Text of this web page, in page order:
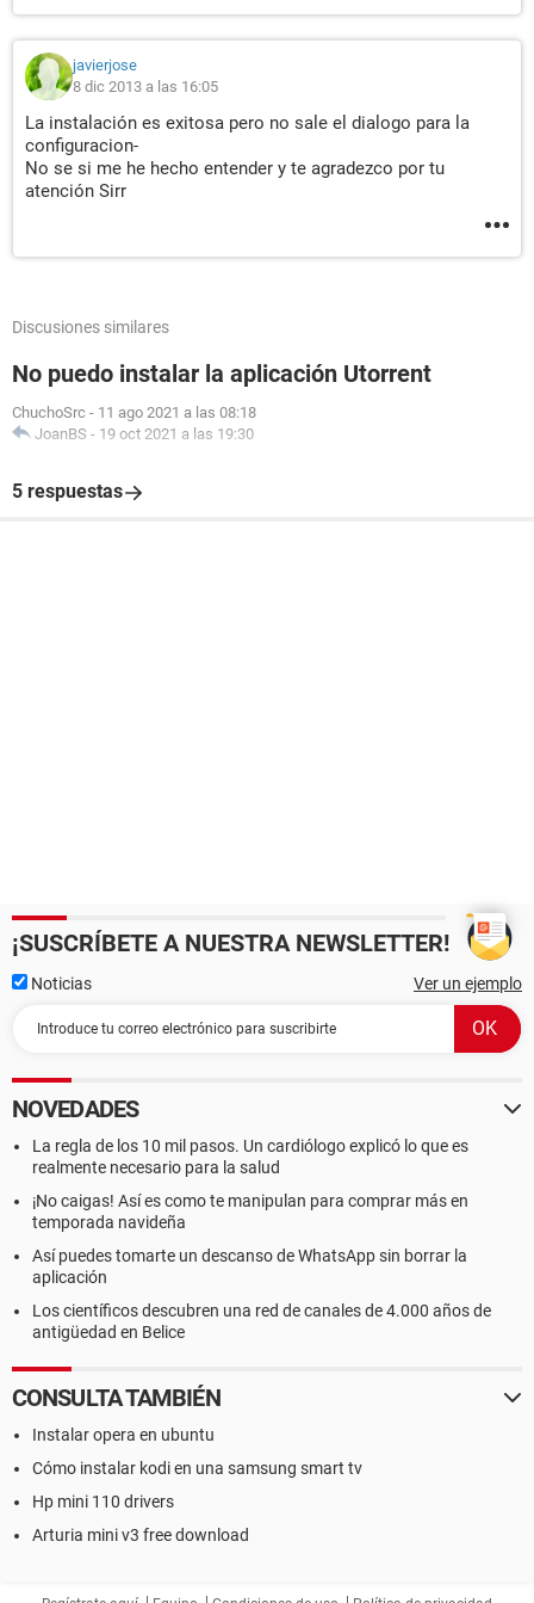
javierjose
8 dic 2013 a las 16:05
La instalación es exitosa pero no sale el dialogo para la
configuracion-
No se si me he hecho entender y te agradezco por tu
atención Sirr
Discusiones similares
No puedo instalar la aplicación Utorrent
ChuchoSrc - 11 ago 2021 a las 08:18
JoanBS - 19 oct 2021 a las 19:30
5 respuestas
¡SUSCRÍBETE A NUESTRA NEWSLETTER!
Noticias Ver un ejemplo
NOVEDADES
La regla de los 10 mil pasos. Un cardiólogo explicó lo que es
realmente necesario para la salud
¡No caigas! Así es como te manipulan para comprar más en
temporada navideña
Así puedes tomarte un descanso de WhatsApp sin borrar la
aplicación
Los científicos descubren una red de canales de 4.000 años de
antigüedad en Belice
CONSULTA TAMBIÉN
Instalar opera en ubuntu
Cómo instalar kodi en una samsung smart tv
Hp mini 110 drivers
Arturia mini v3 free download